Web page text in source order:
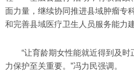
面力量，继续协同推进县域肿瘤专
和完善县域医疗卫生人员服务能力建
“让育龄期女性能就近得到及
力保护至关重要。”冯力民强调。